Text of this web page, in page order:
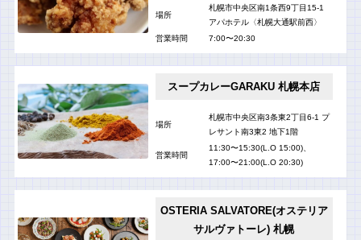
場所
札幌市中央区南1条西9丁目15-1
アパホテル〈札幌大通駅前西〉
営業時間
7:00〜20:30
スープカレーGARAKU 札幌本店
場所
札幌市中央区南3条東2丁目6-1 プ
レサント南3東2 地下1階
営業時間
11:30〜15:30(L.O 15:00)、
17:00〜21:00(L.O 20:30)
OSTERIA SALVATORE(オステリア
サルヴァトーレ) 札幌